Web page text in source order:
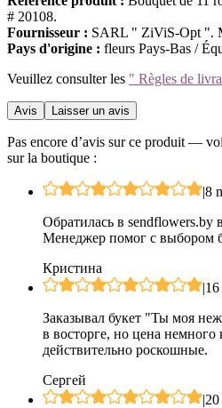
# 20108.
Fournisseur : SARL " ZiViS-Opt ".
Pays d'origine : fleurs Pays-Bas /
Veuillez consulter les " Règles de
Avis Laisser un avis
Pas encore d’avis sur ce produit —
sur la boutique :
|8
Обратилась в sendflowers.by
Менеджер помог с выбором
Кристина
|
Заказывал букет "Ты моя
в восторге, но цена немного
действительно роскошные.
Сергей
|